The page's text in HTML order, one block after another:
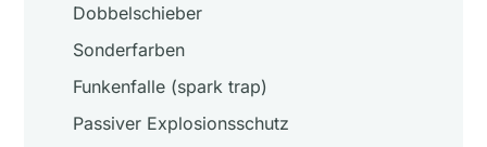
Dobbelschieber
Sonderfarben
Funkenfalle (spark trap)
Passiver Explosionsschutz